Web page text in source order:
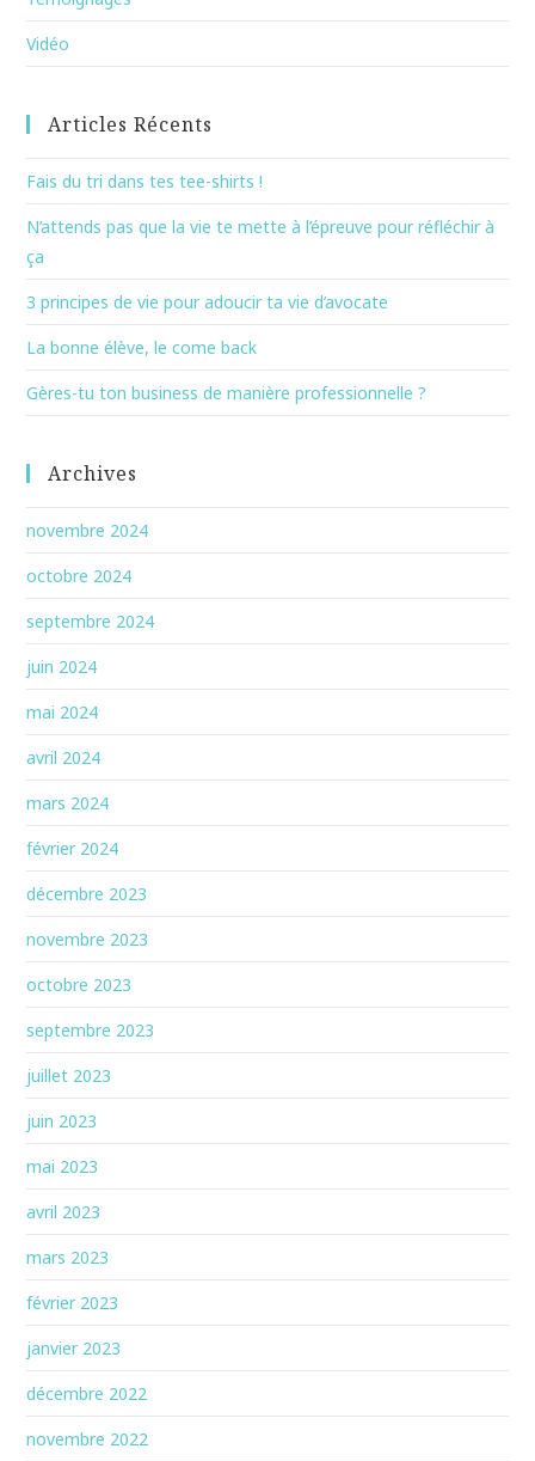
Vidéo
Articles Récents
Fais du tri dans tes tee-shirts !
N’attends pas que la vie te mette à l’épreuve pour réfléchir à
ça
3 principes de vie pour adoucir ta vie d’avocate
La bonne élève, le come back
Gères-tu ton business de manière professionnelle ?
Archives
novembre 2024
octobre 2024
septembre 2024
juin 2024
mai 2024
avril 2024
mars 2024
février 2024
décembre 2023
novembre 2023
octobre 2023
septembre 2023
juillet 2023
juin 2023
mai 2023
avril 2023
mars 2023
février 2023
janvier 2023
décembre 2022
novembre 2022